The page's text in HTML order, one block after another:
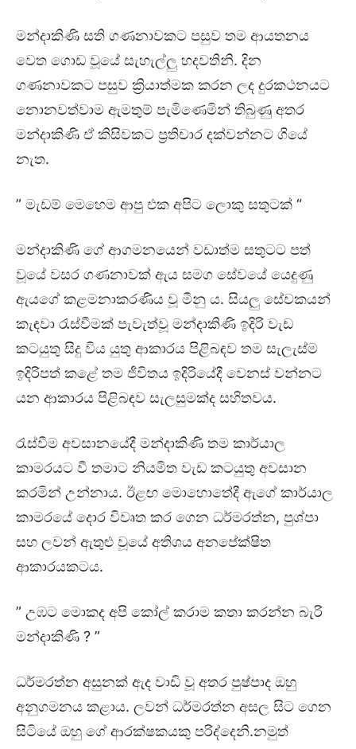
මන්දාකිණි සති ගණනාවකට පසුව තම ආයතනය
වෙත ගොඩ වූයේ සැහැල්ලු හදවතිනි. දින
ගණනාවකට පසුව ක්‍රියාත්මක කරන ලද දුරකථනයට
නොනවත්වාම ඇමතුම් පැමිණෙමින් තිබුණු අතර
මන්දාකිණි ඒ කිසිවකට ප්‍රතිචාර දක්වන්නට ගියේ
නැත.
” මැඩම් මෙහෙම ආපු එක අපිට ලොකු සතුටක් “
මන්දාකිණි ගේ ආගමනයෙන් වඩාත්ම සතුටට පත්
වූයේ වසර ගණනාවක් ඇය සමග සේවයේ යෙදුණු
ඇයගේ කළමනාකරණිය වූ මීනු ය. සියලු සේවකයන්
කැඳවා රැස්වීමක් පැවැත්වූ මන්දාකිණි ඉදිරි වැඩ
කටයුතු සිදු විය යුතු ආකාරය පිළිබඳව තම සැලැස්ම
ඉදිරිපත් කළේ තම ජීවිතය ඉදිරියේදී වෙනස් වන්නට
යන ආකාරය පිළිබඳව සැලසුමක්ද සහිතවය.
රැස්වීම අවසානයේදී මන්දාකිණි තම කාර්යාල
කාමරයට වී තමාට නියමිත වැඩ කටයුතු අවසාන
කරමින් උන්නාය. ඊළඟ මොහොතේදී ඇගේ කාර්යාල
කාමරයේ දොර විවෘත කර ගෙන ධර්මරත්න, පුශ්පා
සහ ලවන් ඇතුළු වූයේ අතිශය අනපේක්ෂිත
ආකාරයකටය.
” උඹට මොකද අපි කෝල් කරාම කතා කරන්න බැරි
මන්දාකිණි ? ”
ධර්මරත්න අසුනක් ඇද වාඩි වූ අතර පුෂ්පාද ඔහු
අනුගමනය කළාය. ලවන් ධර්මරත්න අසල සිට ගෙන
සිටියේ ඔහු ගේ ආරක්ෂකයකු පරිද්දෙනි.නමුත්